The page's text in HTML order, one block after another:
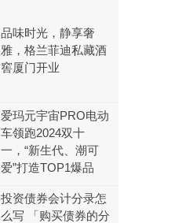
品味时光，静享奢
雅，格兰菲迪私藏酒
窖厦门开业
爱玛元宇宙PRO电动
车领跑2024双十
一，“新生代、潮可
爱”打造TOP1爆品
投资债券会计分录怎
么写 「购买债券的分